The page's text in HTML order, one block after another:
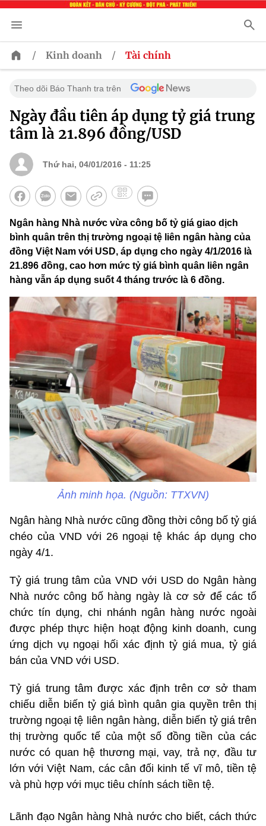
/ Kinh doanh / Tài chính
Theo dõi Báo Thanh tra trên
Ngày đầu tiên áp dụng tỷ giá trung
tâm là 21.896 đồng/USD
Thứ hai, 04/01/2016 - 11:25
Ngân hàng Nhà nước vừa công bố tỷ giá giao dịch
bình quân trên thị trường ngoại tệ liên ngân hàng của
đồng Việt Nam với USD, áp dụng cho ngày 4/1/2016 là
21.896 đồng, cao hơn mức tỷ giá bình quân liên ngân
hàng vẫn áp dụng suốt 4 tháng trước là 6 đồng.
Ảnh minh họa. (Nguồn: TTXVN)
Ngân hàng Nhà nước cũng đồng thời công bố tỷ giá
chéo của VND với 26 ngoại tệ khác áp dụng cho
ngày 4/1.
Tỷ giá trung tâm của VND với USD do Ngân hàng
Nhà nước công bố hàng ngày là cơ sở để các tổ
chức tín dụng, chi nhánh ngân hàng nước ngoài
được phép thực hiện hoạt động kinh doanh, cung
ứng dịch vụ ngoại hối xác định tỷ giá mua, tỷ giá
bán của VND với USD.
Tỷ giá trung tâm được xác định trên cơ sở tham
chiếu diễn biến tỷ giá bình quân gia quyền trên thị
trường ngoại tệ liên ngân hàng, diễn biến tỷ giá trên
thị trường quốc tế của một số đồng tiền của các
nước có quan hệ thương mại, vay, trả nợ, đầu tư
lớn với Việt Nam, các cân đối kinh tế vĩ mô, tiền tệ
và phù hợp với mục tiêu chính sách tiền tệ.
Lãnh đạo Ngân hàng Nhà nước cho biết, cách thức